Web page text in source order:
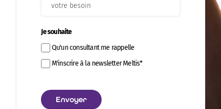
Je souhaite
Qu'un consultant me rappelle
M'inscrire à la newsletter Meltis*
Envoyer